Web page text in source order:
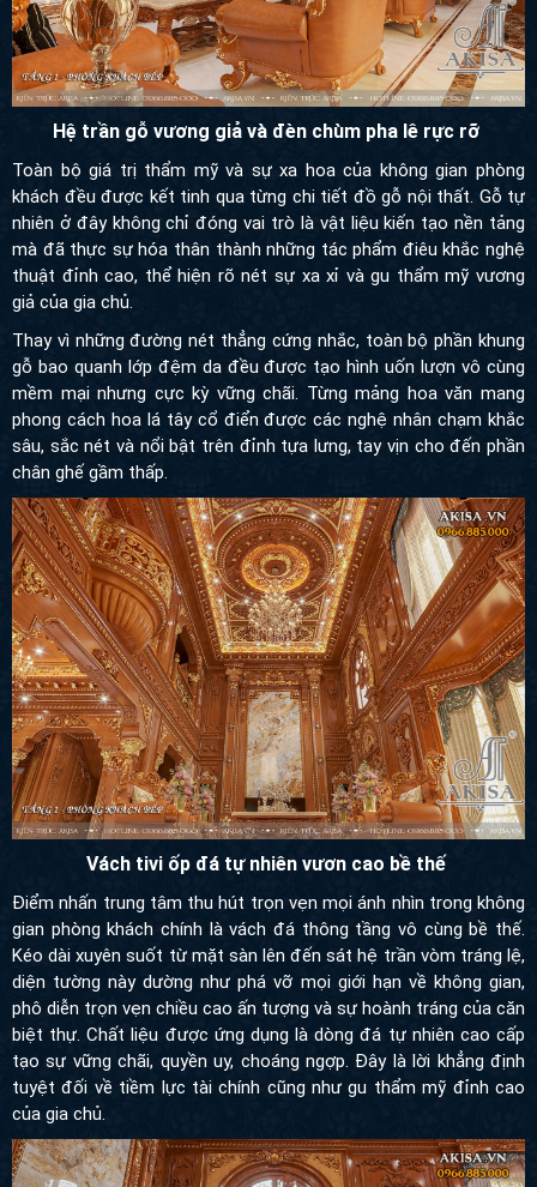
Hệ trần gỗ vương giả và đèn chùm pha lê rực rỡ
Toàn bộ giá trị thẩm mỹ và sự xa hoa của không gian phòng
khách đều được kết tinh qua từng chi tiết đồ gỗ nội thất. Gỗ tự
nhiên ở đây không chỉ đóng vai trò là vật liệu kiến tạo nền tảng
mà đã thực sự hóa thân thành những tác phẩm điêu khắc nghệ
thuật đỉnh cao, thể hiện rõ nét sự xa xỉ và gu thẩm mỹ vương giả
của gia chủ.
Thay vì những đường nét thẳng cứng nhắc, toàn bộ phần khung
gỗ bao quanh lớp đệm da đều được tạo hình uốn lượn vô cùng
mềm mại nhưng cực kỳ vững chãi. Từng mảng hoa văn mang
phong cách hoa lá tây cổ điển được các nghệ nhân chạm khắc
sâu, sắc nét và nổi bật trên đỉnh tựa lưng, tay vịn cho đến phần
chân ghế gầm thấp.
Vách tivi ốp đá tự nhiên vươn cao bề thế
Điểm nhấn trung tâm thu hút trọn vẹn mọi ánh nhìn trong không
gian phòng khách chính là vách đá thông tầng vô cùng bề thế.
Kéo dài xuyên suốt từ mặt sàn lên đến sát hệ trần vòm tráng lệ,
diện tường này dường như phá vỡ mọi giới hạn về không gian,
phô diễn trọn vẹn chiều cao ấn tượng và sự hoành tráng của căn
biệt thự. Chất liệu được ứng dụng là dòng đá tự nhiên cao cấp
tạo sự vững chãi, quyền uy, choáng ngợp. Đây là lời khẳng định
tuyệt đối về tiềm lực tài chính cũng như gu thẩm mỹ đỉnh cao
của gia chủ.